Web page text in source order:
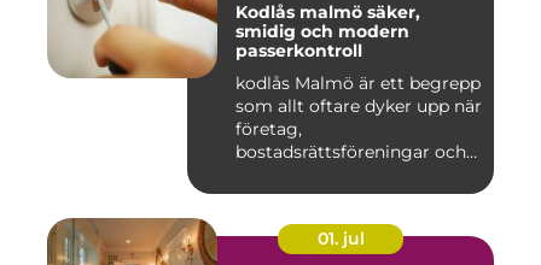
Kodlås malmö säker,
smidig och modern
passerkontroll
kodlås Malmö är ett begrepp
som allt oftare dyker upp när
företag,
bostadsrättsföreningar och
01. jul